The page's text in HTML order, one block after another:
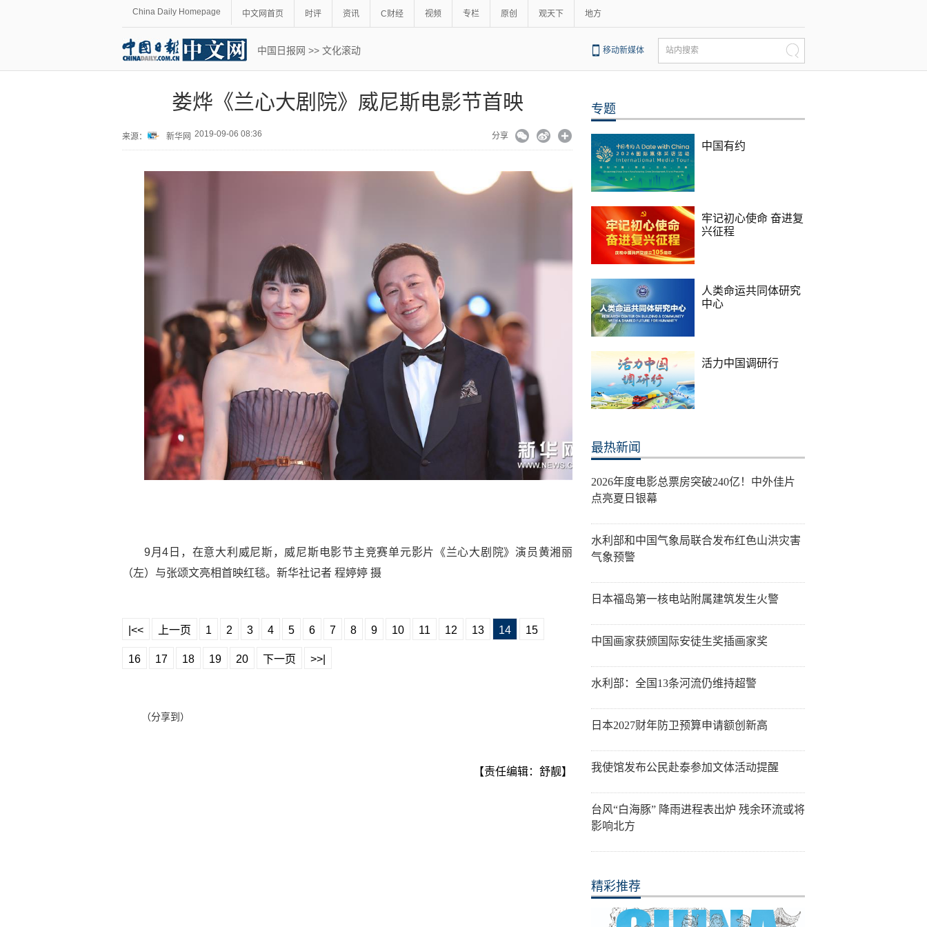
China Daily Homepage 中文网首页 时评 资讯 C财经 视频 专栏 原创 观天下 地方
中国日报网 >> 文化滚动 移动新媒体 站内搜索
娄烨《兰心大剧院》威尼斯电影节首映
来源： 新华网 2019-09-06 08:36 分享
9月4日，在意大利威尼斯，威尼斯电影节主竞赛单元影片《兰心大剧院》演员黄湘丽
（左）与张颂文亮相首映红毯。新华社记者 程婷婷 摄
|<< 上一页 1 2 3 4 5 6 7 8 9 10 11 12 13 14 15
16 17 18 19 20 下一页 >>|
（分享到）
【责任编辑：舒靓】
专题
中国有约
牢记初心使命 奋进复
兴征程
人类命运共同体研究
中心
活力中国调研行
最热新闻
2026年度电影总票房突破240亿！中外佳片
点亮夏日银幕
水利部和中国气象局联合发布红色山洪灾害
气象预警
日本福岛第一核电站附属建筑发生火警
中国画家获颁国际安徒生奖插画家奖
水利部：全国13条河流仍维持超警
日本2027财年防卫预算申请额创新高
我使馆发布公民赴泰参加文体活动提醒
台风“白海豚” 降雨进程表出炉 残余环流或将
影响北方
精彩推荐